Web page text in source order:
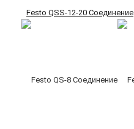
Festo QSS-12-20 Соединение